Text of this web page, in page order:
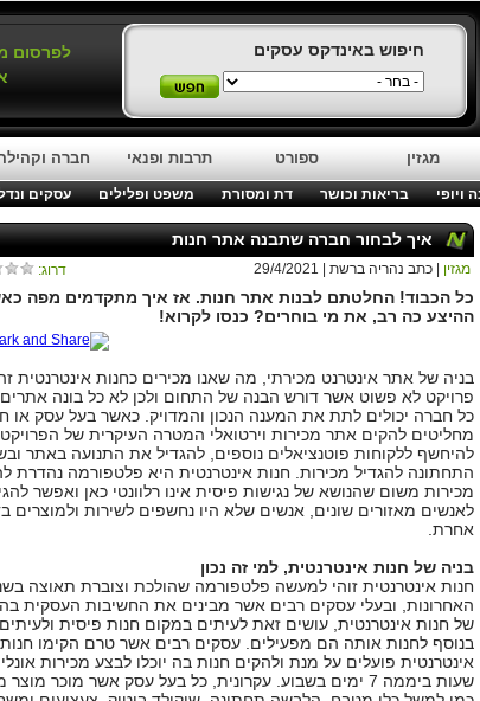
חיפוש באינדקס עסקים לפרסום
מגזין ספורט תרבות ופנאי חברה
ויופי בריאות וכושר דת ומסורת משפט ופלילים עסקים
איך לבחור חברה שתבנה אתר חנות
דרוג: מגזין | כתב נהריה ברשת | 29/4/2021
כל הכבוד! החלטתם לבנות אתר חנות. אז איך מתקדמים מפה
ההיצע כה רב, את מי בוחרים? כנסו לקרוא!
בניה של אתר אינטרנט מכירתי, מה שאנו מכירים כחנות אינטרנטית
פרויקט לא פשוט אשר דורש הבנה של התחום ולכן לא כל בונה
כל חברה יכולים לתת את המענה הנכון והמדויק. כאשר בעל עסק או
מחליטים להקים אתר מכירות וירטואלי המטרה העיקרית של
להיחשף ללקוחות פוטנציאלים נוספים, להגדיל את התנועה באתר
התחתונה להגדיל מכירות. חנות אינטרנטית היא פלטפורמה נהדרת
מכירות משום שהנושא של נגישות פיסית אינו רלוונטי כאן ואפשר
לאנשים מאזורים שונים, אנשים שלא היו נחשפים לשירות ולמוצרים
אחרת.
בניה של חנות אינטרנטית, למי זה נכון
חנות אינטרנטית זוהי למעשה פלטפורמה שהולכת וצוברת תאוצה
האחרונות, ובעלי עסקים רבים אשר מבינים את החשיבות העסקית
של חנות אינטרנטית, עושים זאת לעיתים במקום חנות פיסית ולעיתים
בנוסף לחנות אותה הם מפעילים. עסקים רבים אשר טרם הקימו חנות
שעות ביממה 7 ימים בשבוע. עקרונית, כל בעל עסק אשר מוכר